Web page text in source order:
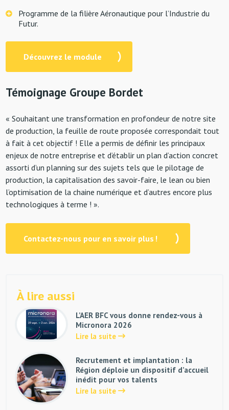
Programme de la filière Aéronautique pour l’Industrie du
Futur.
Découvrez le module
Témoignage Groupe Bordet
« Souhaitant une transformation en profondeur de notre site
de production, la feuille de route proposée correspondait tout
à fait à cet objectif ! Elle a permis de définir les principaux
enjeux de notre entreprise et d’établir un plan d’action concret
assorti d’un planning sur des sujets tels que le pilotage de
production, la capitalisation des savoir-faire, le lean ou bien
l’optimisation de la chaine numérique et d’autres encore plus
technologiques à terme ! ».
Contactez-nous pour en savoir plus !
À lire aussi
L’AER BFC vous donne rendez-vous à
Micronora 2026
Lire la suite
Recrutement et implantation : la
Région déploie un dispositif d’accueil
inédit pour vos talents
Lire la suite